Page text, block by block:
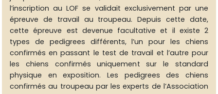
l’inscription au LOF se validait exclusivement par une
épreuve de travail au troupeau. Depuis cette date,
cette épreuve est devenue facultative et il existe 2
types de pedigrees différents, l’un pour les chiens
confirmés en passant le test de travail et l’autre pour
les chiens confirmés uniquement sur le standard
physique en exposition. Les pedigrees des chiens
confirmés au troupeau par les experts de l’Association